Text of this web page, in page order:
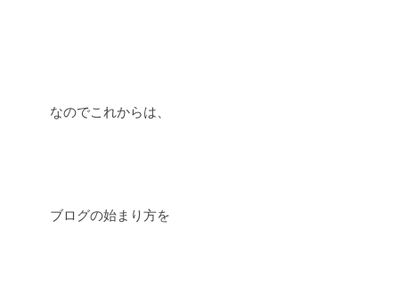
なのでこれからは、
ブログの始まり方を